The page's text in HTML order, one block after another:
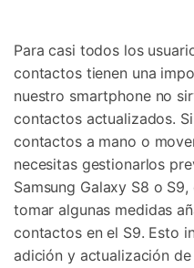
Reparación de Móviles
Protección del Móvil
Encuentra Más Soluciones
Para casi todos los
contactos tienen una
nuestro smartphone no
contactos actualizados.
contactos a mano o
necesitas gestionarlos
Samsung Galaxy S8 o
tomar algunas medidas
contactos en el S9. Esto
adición y actualización